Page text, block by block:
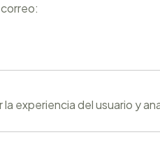
experiencia del usuario y